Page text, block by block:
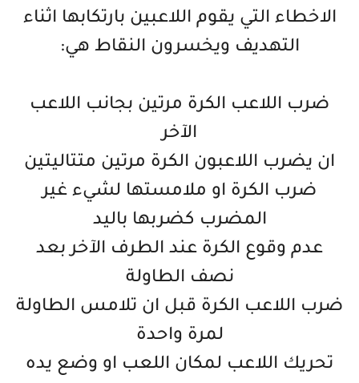
الاخطاء التي يقوم اللاعبين بارتكابها اثناء
التهديف ويخسرون النقاط هي:
ضرب اللاعب الكرة مرتين بجانب اللاعب
الآخر
ان يضرب اللاعبون الكرة مرتين متتاليتين
ضرب الكرة او ملامستها لشيء غير
المضرب كضربها باليد
عدم وقوع الكرة عند الطرف الآخر بعد
نصف الطاولة
ضرب اللاعب الكرة قبل ان تلامس الطاولة
لمرة واحدة
تحريك اللاعب لمكان اللعب او وضع يده